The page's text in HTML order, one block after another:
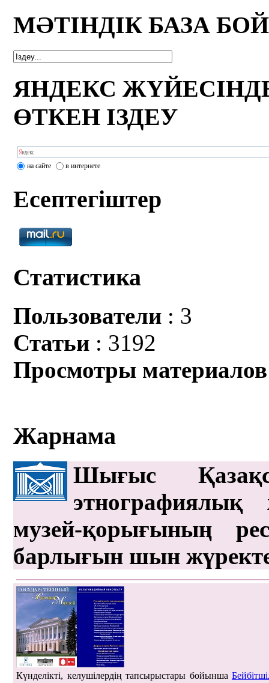
МӘТІНДІК БАЗА
ЯНДЕКС
ӨТКЕН ІЗДЕУ
на сайте в интернете
Есептегіштер
Статистика
Пользователи : 3
Статьи : 3192
Просмотры материалов
Жарнама
Шығыс
этнографиялық
музей-қорығының
барлығын шын
Күнделікті, келушілердің тапсырыстары бойынша